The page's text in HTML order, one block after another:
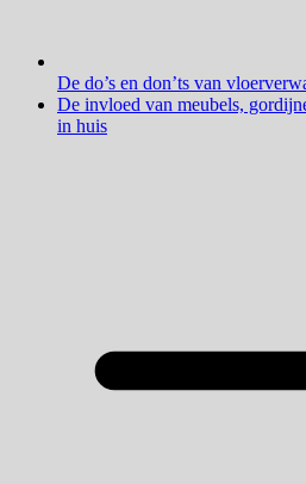
De do’s en don’ts van
De invloed van meubels,
in huis